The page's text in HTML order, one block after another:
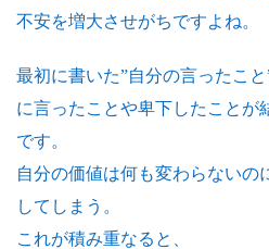
不安を増大させがちですよね。
最初に書いた”自分の言ったこ
に言ったことや卑下したことが
です。
自分の価値は何も変わらないの
してしまう。
これが積み重なると、